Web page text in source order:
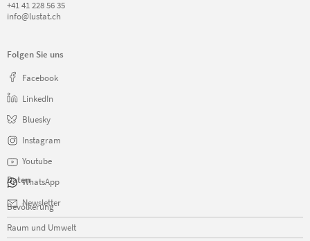
+41 41 228 56 35
info@lustat.ch
Folgen Sie uns
Facebook
LinkedIn
Bluesky
Instagram
Youtube
WhatsApp
Newsletter
Daten
Navigation
überspringen
Bevölkerung
Raum und Umwelt